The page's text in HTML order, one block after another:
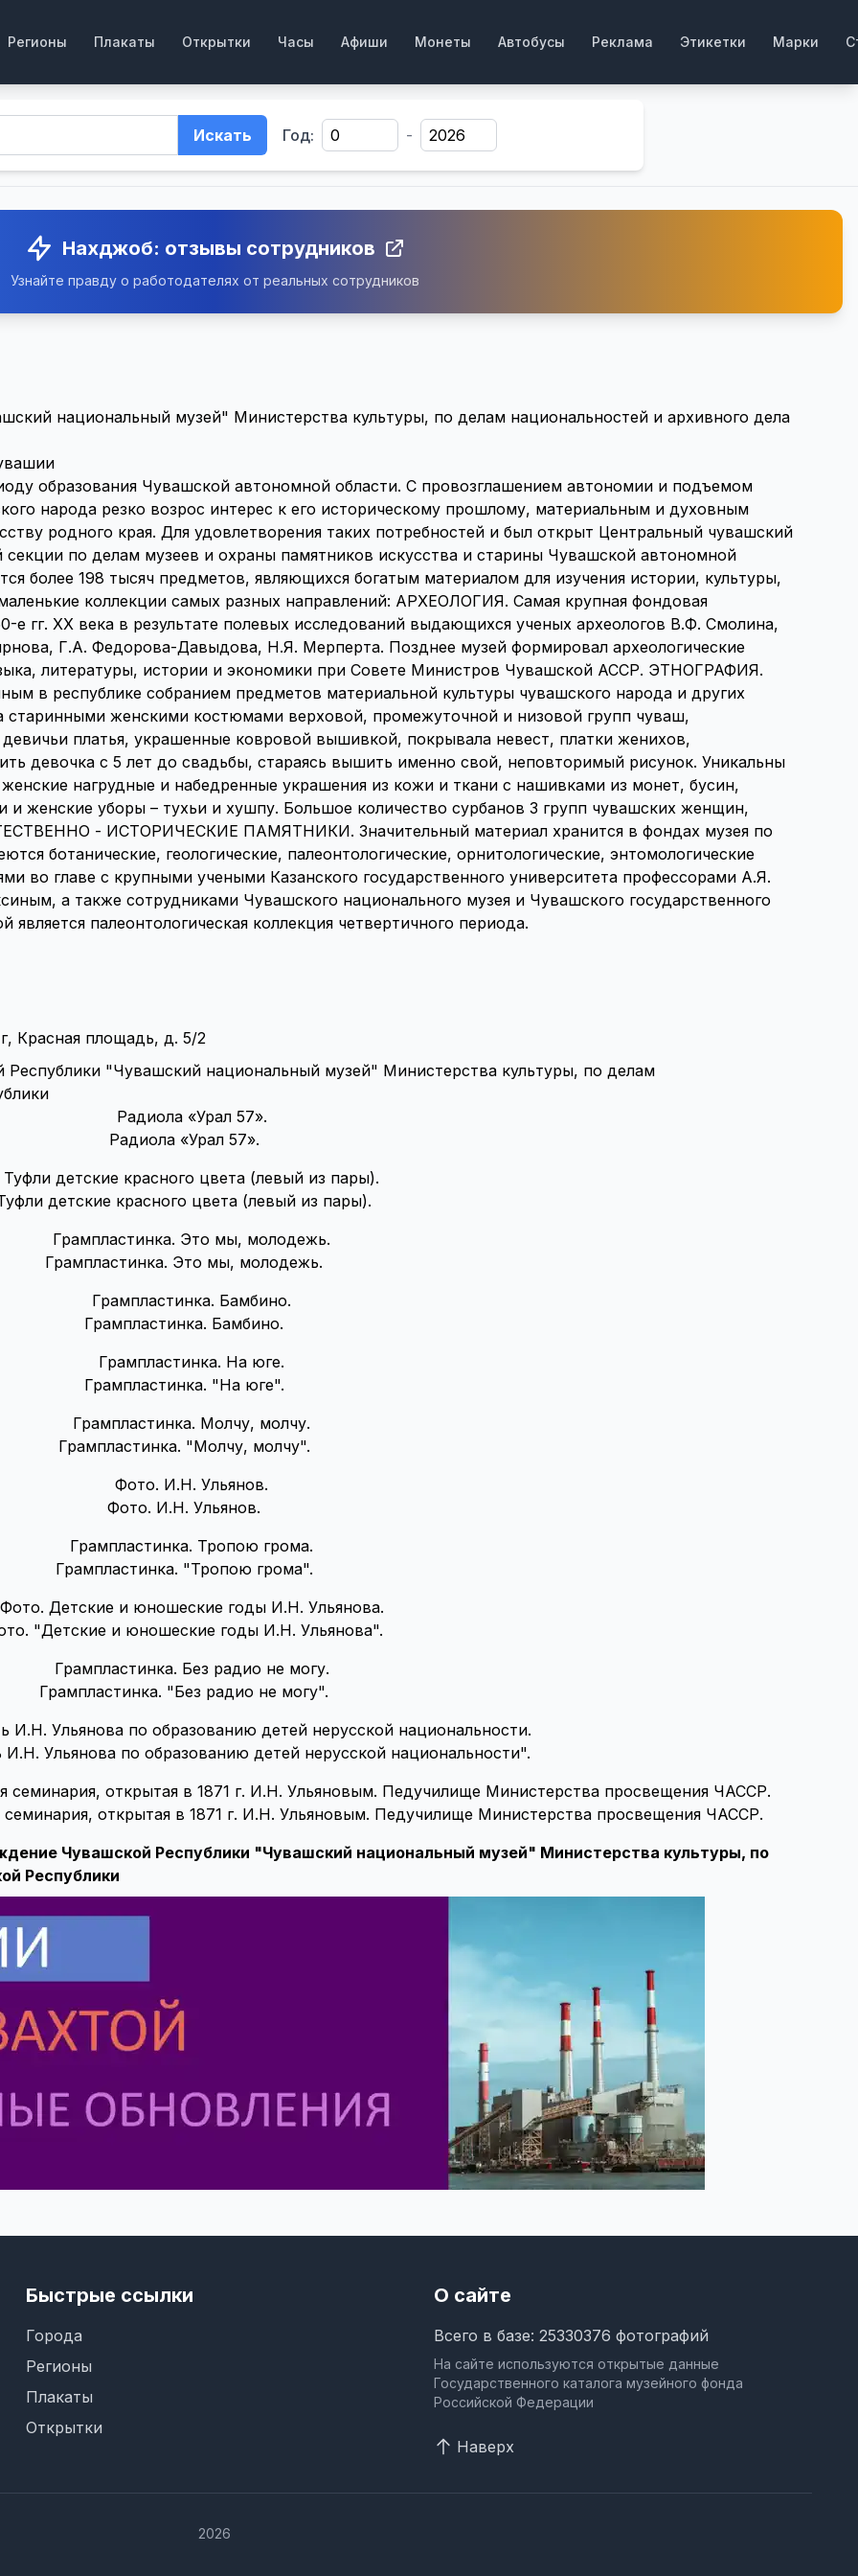
Регионы Плакаты Открытки Часы Афиши Монеты Автобусы Реклама Этикетки Марки
Искать Год: -
Нахджоб: отзывы сотрудников
Узнайте правду о работодателях от реальных сотрудников
национальный музей" Министерства культуры, по делам национальностей и архивного дела
образования Чувашской автономной области. С провозглашением автономии и подъемом
народа резко возрос интерес к его историческому прошлому, материальным и духовным
родного края. Для удовлетворения таких потребностей и был открыт Центральный чувашский
секции по делам музеев и охраны памятников искусства и старины Чувашской автономной
более 198 тысяч предметов, являющихся богатым материалом для изучения истории, культуры,
коллекции самых разных направлений: АРХЕОЛОГИЯ. Самая крупная фондовая
е гг. ХХ века в результате полевых исследований выдающихся ученых археологов В.Ф. Смолина,
Г.А. Федорова-Давыдова, Н.Я. Мерперта. Позднее музей формировал археологические
литературы, истории и экономики при Совете Министров Чувашской АССР. ЭТНОГРАФИЯ.
в республике собранием предметов материальной культуры чувашского народа и других
женскими костюмами верховой, промежуточной и низовой групп чуваш,
платья, украшенные ковровой вышивкой, покрывала невест, платки женихов,
девочка с 5 лет до свадьбы, стараясь вышить именно свой, неповторимый рисунок. Уникальны
нагрудные и набедренные украшения из кожи и ткани с нашивками из монет, бусин,
и женские уборы – тухьи и хушпу. Большое количество сурбанов 3 групп чувашских женщин,
- ИСТОРИЧЕСКИЕ ПАМЯТНИКИ. Значительный материал хранится в фондах музея по
ботанические, геологические, палеонтологические, орнитологические, энтомологические
во главе с крупными учеными Казанского государственного университета профессорами А.Я.
а также сотрудниками Чувашского национального музея и Чувашского государственного
палеонтологическая коллекция четвертичного периода.
Красная площадь, д. 5/2
"Чувашский национальный музей" Министерства культуры, по делам
Радиола «Урал 57».
детские красного цвета (левый из пары).
Грампластинка. Это мы, молодежь.
Грампластинка. Бамбино.
Грампластинка. "На юге".
Грампластинка. "Молчу, молчу".
Фото. И.Н. Ульянов.
Грампластинка. "Тропою грома".
"Детские и юношеские годы И.Н. Ульянова".
Грампластинка. "Без радио не могу".
Ульянова по образованию детей нерусской национальности".
открытая в 1871 г. И.Н. Ульяновым. Педучилище Министерства просвещения ЧАССР.
Чувашской Республики "Чувашский национальный музей" Министерства культуры, по
Республики
Быстрые ссылки
Города
Регионы
Плакаты
Открытки
О сайте
Всего в базе: 25330376 фотографий
На сайте используются открытые данные
Государственного каталога музейного фонда
Российской Федерации
Наверх
2026